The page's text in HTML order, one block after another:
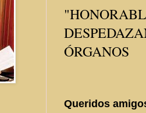
ÓRGANOS
Queridos